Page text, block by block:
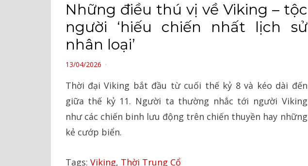
Những điều thú vị về Viking – tộc
người ‘hiếu chiến nhất lịch sử
nhân loại’
POSTED
13/04/2026
Thời đại Viking bắt đầu từ cuối thế kỷ 8 và kéo dài đến
giữa thế kỷ 11. Người ta thường nhắc tới người Viking
như các chiến binh lưu động trên chiến thuyền hay những
kẻ cướp biển.
Tags: Viking, Thời Trung Cổ